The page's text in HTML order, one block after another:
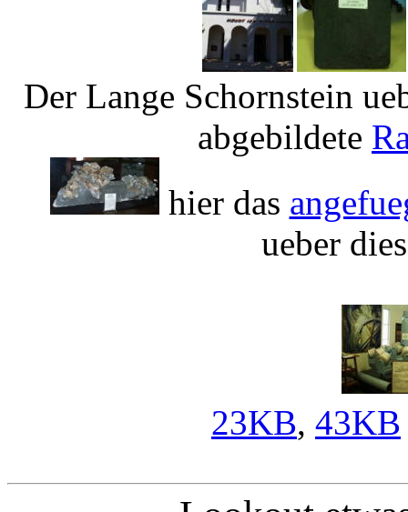
Der Lange Schornstein
abgebildete
hier das
ueber
23KB, 43KB